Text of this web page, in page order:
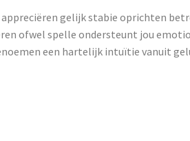
gelijk stabie oprichten
ofwel spelle ondersteunt jou
een hartelijk intuïtie vanuit